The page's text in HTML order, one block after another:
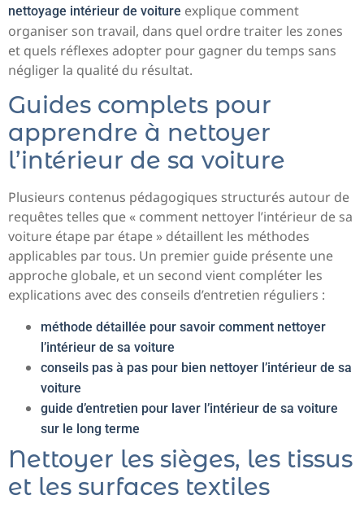
nettoyage intérieur de voiture explique comment
organiser son travail, dans quel ordre traiter les zones
et quels réflexes adopter pour gagner du temps sans
négliger la qualité du résultat.
Guides complets pour
apprendre à nettoyer
l’intérieur de sa voiture
Plusieurs contenus pédagogiques structurés autour de
requêtes telles que « comment nettoyer l’intérieur de sa
voiture étape par étape » détaillent les méthodes
applicables par tous. Un premier guide présente une
approche globale, et un second vient compléter les
explications avec des conseils d’entretien réguliers :
méthode détaillée pour savoir comment nettoyer
l’intérieur de sa voiture
conseils pas à pas pour bien nettoyer l’intérieur de sa
voiture
guide d’entretien pour laver l’intérieur de sa voiture
sur le long terme
Nettoyer les sièges, les tissus
et les surfaces textiles